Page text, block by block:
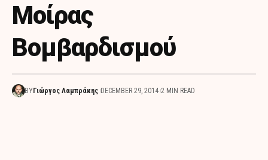
Μοίρας
Βομβαρδισμού
BY Γιώργος Λαμπράκης DECEMBER 29, 2014 2 MIN READ